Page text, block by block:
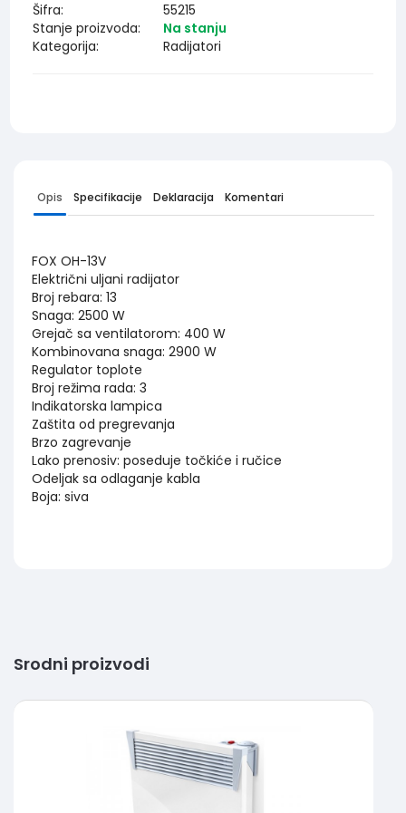
Šifra:
55215
Stanje proizvoda:
Na stanju
Kategorija:
Radijatori
Opis Specifikacije Deklaracija Komentari
FOX OH-13V
Električni uljani radijator
Broj rebara: 13
Snaga: 2500 W
Grejač sa ventilatorom: 400 W
Kombinovana snaga: 2900 W
Regulator toplote
Broj režima rada: 3
Indikatorska lampica
Zaštita od pregrevanja
Brzo zagrevanje
Lako prenosiv: poseduje točkiće i ručice
Odeljak sa odlaganje kabla
Boja: siva
Srodni proizvodi